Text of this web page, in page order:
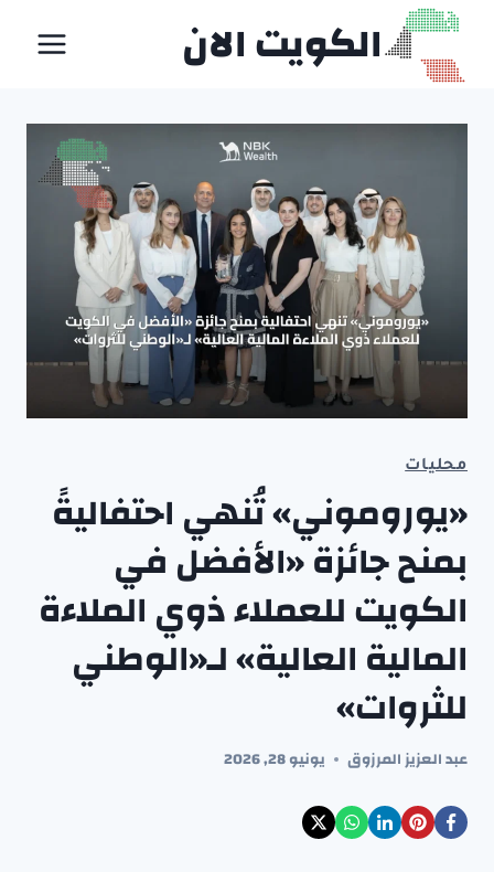
التجاوز
المحتوى
الكويت الان
محليات
«يوروموني» تُنهي احتفاليةً
بمنح جائزة «الأفضل في
الكويت للعملاء ذوي الملاءة
المالية العالية» لـ«الوطني
للثروات»
عبد العزيز المرزوق يونيو 28, 2026